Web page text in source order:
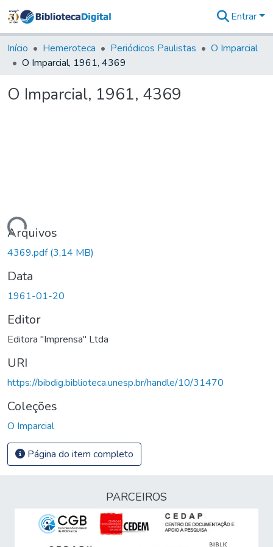
&
Coleções
Tudo na
Digital
Entrar
Início Hemeroteca Periódicos Paulistas
O Imparcial
O Imparcial, 1961, 4369
O Imparcial, 1961, 4369
Arquivos
4369.pdf(3,14 MB)
Data
1961-01-20
Editor
Editora "Imprensa" Ltda
URI
https://bibdig.biblioteca.unesp.br/handle/10/31470
Coleções
O Imparcial
Página do item completo
PARCEIROS